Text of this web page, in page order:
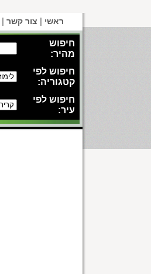
ראשי | צור קשר |
חיפוש
מהיר:
חיפוש לפי
קטגוריה:
חיפוש לפי
עיר: